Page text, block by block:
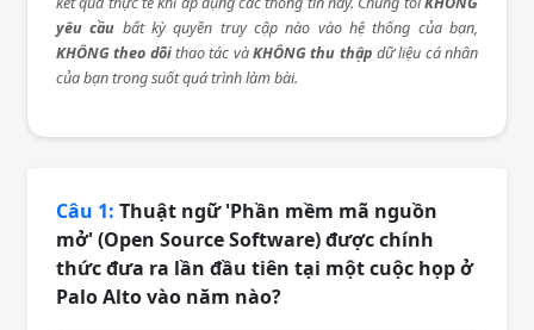
yêu cầu bất kỳ quyền truy cập nào vào hệ thống của bạn,
KHÔNG theo dõithao tác vàKHÔNG thu thập dữ liệu cá nhân
của bạn trong suốt quá trình làm bài.
Câu 1: Thuật ngữ 'Phần mềm mã nguồn
mở' (Open Source Software) được chính
thức đưa ra lần đầu tiên tại một cuộc họp ở
Palo Alto vào năm nào?